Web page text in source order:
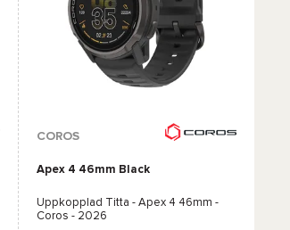
COROS
Apex 4 46mm Black
Uppkopplad Titta - Apex 4 46mm -
Coros - 2026